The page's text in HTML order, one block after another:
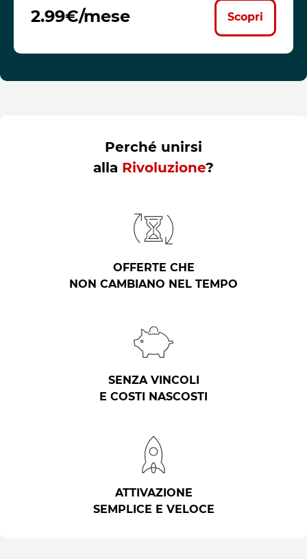
2.99€/mese Scopri
Perché unirsi
alla Rivoluzione?
OFFERTE CHE
NON CAMBIANO NEL TEMPO
SENZA VINCOLI
E COSTI NASCOSTI
ATTIVAZIONE
SEMPLICE E VELOCE